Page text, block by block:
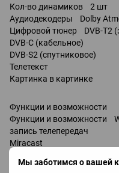
Мы заботимся о вашей
Кол-во динамиков 2 шт
Аудиодекодеры Dolby
Цифровой тюнер DVB-T2
DVB-C (кабельное)
DVB-S2 (спутниковое)
Телетекст
Картинка в картинке
Функции и возможности
Функции и возможности
запись телепередач
Miracast
поддержка DLNA